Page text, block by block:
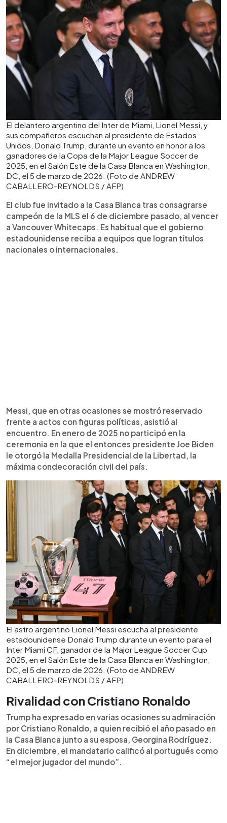
El delantero argentino del Inter de Miami, Lionel Messi, y
sus compañeros escuchan al presidente de Estados
Unidos, Donald Trump, durante un evento en honor a los
ganadores de la Copa de la Major League Soccer de
2025, en el Salón Este de la Casa Blanca en Washington,
DC, el 5 de marzo de 2026. (Foto de ANDREW
CABALLERO-REYNOLDS / AFP)
El club fue invitado a la Casa Blanca tras consagrarse
campeón de la MLS el 6 de diciembre pasado, al vencer
a Vancouver Whitecaps. Es habitual que el gobierno
estadounidense reciba a equipos que logran títulos
nacionales o internacionales.
Messi, que en otras ocasiones se mostró reservado
frente a actos con figuras políticas, asistió al
encuentro. En enero de 2025 no participó en la
ceremonia en la que el entonces presidente Joe Biden
le otorgó la Medalla Presidencial de la Libertad, la
máxima condecoración civil del país.
El astro argentino Lionel Messi escucha al presidente
estadounidense Donald Trump durante un evento para el
Inter Miami CF, ganador de la Major League Soccer Cup
2025, en el Salón Este de la Casa Blanca en Washington,
DC, el 5 de marzo de 2026. (Foto de ANDREW
CABALLERO-REYNOLDS / AFP)
Rivalidad con Cristiano Ronaldo
Trump ha expresado en varias ocasiones su admiración
por Cristiano Ronaldo, a quien recibió el año pasado en
la Casa Blanca junto a su esposa, Georgina Rodríguez.
En diciembre, el mandatario calificó al portugués como
“el mejor jugador del mundo”.